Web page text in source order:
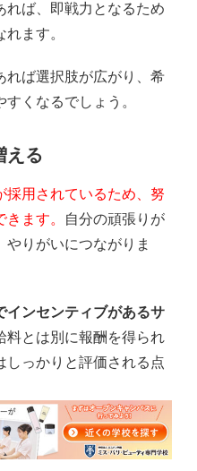
れば、即戦力となるため
ます。
れば選択肢が広がり、希
くなるでしょう。
える
採用されているため、努
ます。
自分の頑張りが
りがいにつながりま
インセンティブがあるサ
料とは別に報酬を得られ
しっかりと評価される点